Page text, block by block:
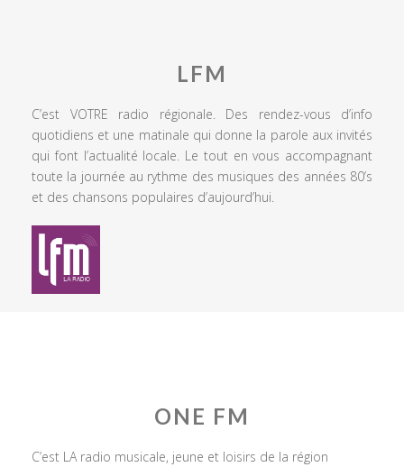
LFM
C’est VOTRE radio régionale. Des rendez-vous d’info
quotidiens et une matinale qui donne la parole aux invités
qui font l’actualité locale. Le tout en vous accompagnant
toute la journée au rythme des musiques des années 80’s
et des chansons populaires d’aujourd’hui.
ONE FM
C’est LA radio musicale, jeune et loisirs de la région